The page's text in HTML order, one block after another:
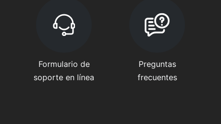
Formulario de
soporte en línea
Preguntas
frecuentes